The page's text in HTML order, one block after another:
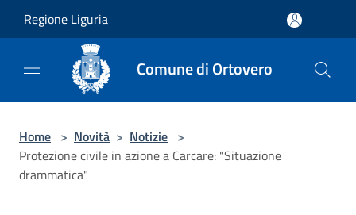
Regione Liguria
Comune di Ortovero
Home > Novità > Notizie >
Protezione civile in azione a Carcare: "Situazione
drammatica"